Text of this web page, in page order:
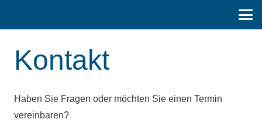
Kontakt
Haben Sie Fragen oder möchten Sie einen Termin
vereinbaren?